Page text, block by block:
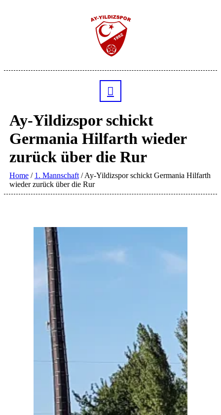
Ay-Yildizspor schickt
Germania Hilfarth wieder
zurück über die Rur
Home / 1. Mannschaft /Ay-Yildizspor schickt Germania Hilfarth
wieder zurück über die Rur